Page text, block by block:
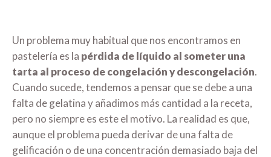
Un problema muy habitual que nos encontramos en
pastelería es la pérdida de líquido al someter una
tarta al proceso de congelación y descongelación.
Cuando sucede, tendemos a pensar que se debe a una
falta de gelatina y añadimos más cantidad a la receta,
pero no siempre es este el motivo. La realidad es que,
aunque el problema pueda derivar de una falta de
gelificación o de una concentración demasiado baja del